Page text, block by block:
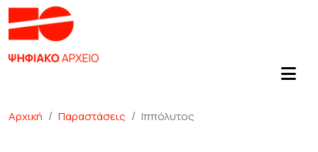
Αρχική Παραστάσεις Ιππόλυτος